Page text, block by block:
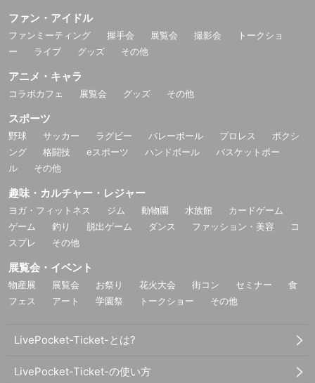
ファン・アイドル
ファンミーティング 握手会 展覧会 撮影会
トークショ
ー
ライブ グッズ その他
アニメ・キャラ
コラボカフェ 展覧会 グッズ その他
スポーツ
野球 サッカー ラグビー バレーボール プロレス
ボクシ
ング
格闘技 eスポーツ ハンドボール
バスケットボー
ル
その他
趣味・カルチャー・レジャー
ヨガ・フィットネス ジム 動物園 水族館
カードゲーム
ゲーム
釣り 脱出ゲーム ダンス ファッション・美容
コ
スプレ
その他
展覧会・イベント
物産展 展覧会 お祭り 花火大会 街コン セミナー
食
フェス
アート 学園祭 トークショー その他
LivePocket-Ticket-とは?
LivePocket-Ticket-の使い方